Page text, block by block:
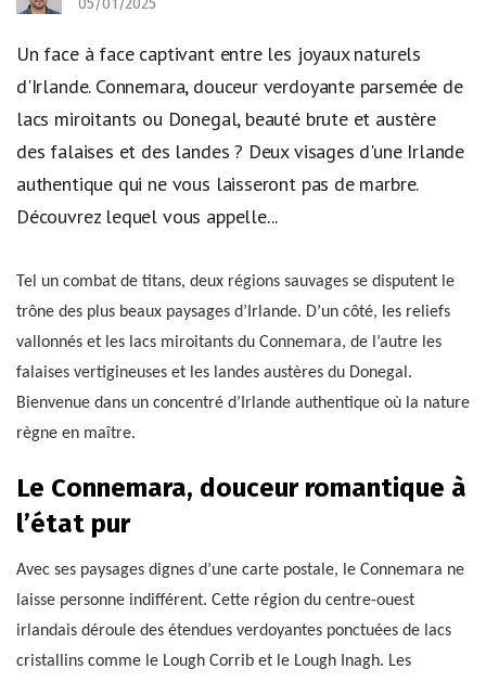
Un face à face captivant entre les joyaux naturels
d'Irlande. Connemara, douceur verdoyante parsemée de
lacs miroitants ou Donegal, beauté brute et austère
des falaises et des landes ? Deux visages d'une Irlande
authentique qui ne vous laisseront pas de marbre.
Découvrez lequel vous appelle...
Tel un combat de titans, deux régions sauvages se disputent le
trône des plus beaux paysages d’Irlande. D’un côté, les reliefs
vallonnés et les lacs miroitants du Connemara, de l’autre les
falaises vertigineuses et les landes austères du Donegal.
Bienvenue dans un concentré d’Irlande authentique où la nature
règne en maître.
Le Connemara, douceur romantique à
l’état pur
Avec ses paysages dignes d’une carte postale, le Connemara ne
laisse personne indifférent. Cette région du centre-ouest
irlandais déroule des étendues verdoyantes ponctuées de lacs
cristallins comme le Lough Corrib et le Lough Inagh. Les